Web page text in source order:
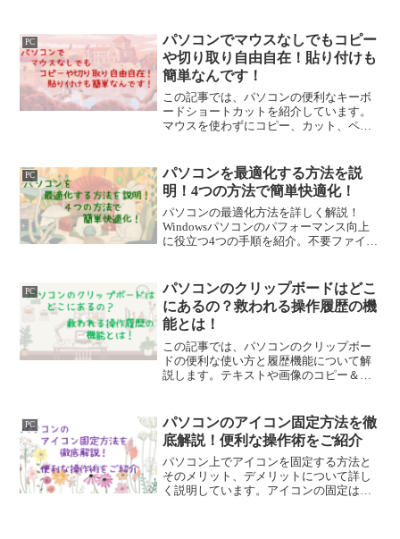
方法を使いこなし、資料作成のクオリテ
ィを向上させましょう。
PC
パソコンでマウスなしでもコピー
や切り取り自由自在！貼り付けも
簡単なんです！
この記事では、パソコンの便利なキーボ
ードショートカットを紹介しています。
マウスを使わずにコピー、カット、ペー
ョートカットをマスターすることで、作
業効率を向上させましょう。
PC
パソコンを最適化する方法を説
明！4つの方法で簡単快適化！
パソコンの最適化方法を詳しく解説！
Windowsパソコンのパフォーマンス向上
に役立つ4つの手順を紹介。不要ファイル
わかりやすく解説。快適なパソコン環境
を実現しましょう！
PC
パソコンのクリップボードはどこ
にあるの？救われる操作履歴の機
能とは！
この記事では、パソコンのクリップボー
ドの便利な使い方と履歴機能について解
説します。テキストや画像のコピー＆ペ
最近使ったファイルやMicrosoft Officeの
履歴も扱います。
PC
パソコンのアイコン固定方法を徹
底解説！便利な操作術をご紹介
パソコン上でアイコンを固定する方法と
そのメリット、デメリットについて詳し
く説明しています。アイコンの固定は、